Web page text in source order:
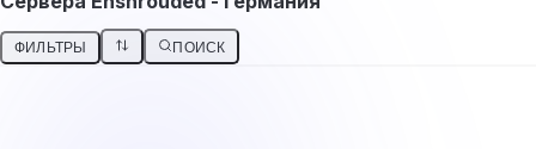
ФИЛЬТРЫ ПОИСК